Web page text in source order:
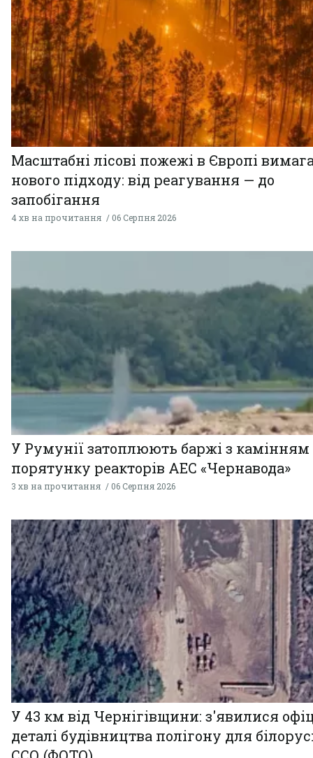
Масштабні лісові пожежі в Європі
нового підходу: від реагування — до
запобігання
4 хв на прочитання 06 Серпня 2026
У Румунії затоплюють баржі з
порятунку реакторів АЕС «Чернавода»
3 хв на прочитання 06 Серпня 2026
У 43 км від Чернігівщини: з'явилися
деталі будівництва полігону для